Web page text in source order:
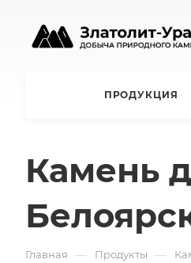
ПРОДУКЦИЯ
Камень
Главная — Продукты —